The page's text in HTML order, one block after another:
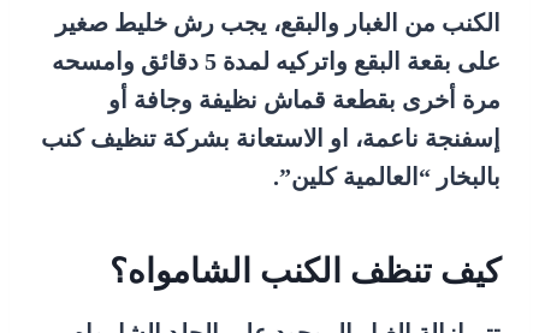
الكنب من الغبار والبقع، يجب رش خليط صغير
على بقعة البقع واتركيه لمدة 5 دقائق وامسحه
مرة أخرى بقطعة قماش نظيفة وجافة أو
إسفنجة ناعمة، او الاستعانة بشركة تنظيف كنب
بالبخار “العالمية كلين”.
كيف تنظف الكنب الشامواه؟